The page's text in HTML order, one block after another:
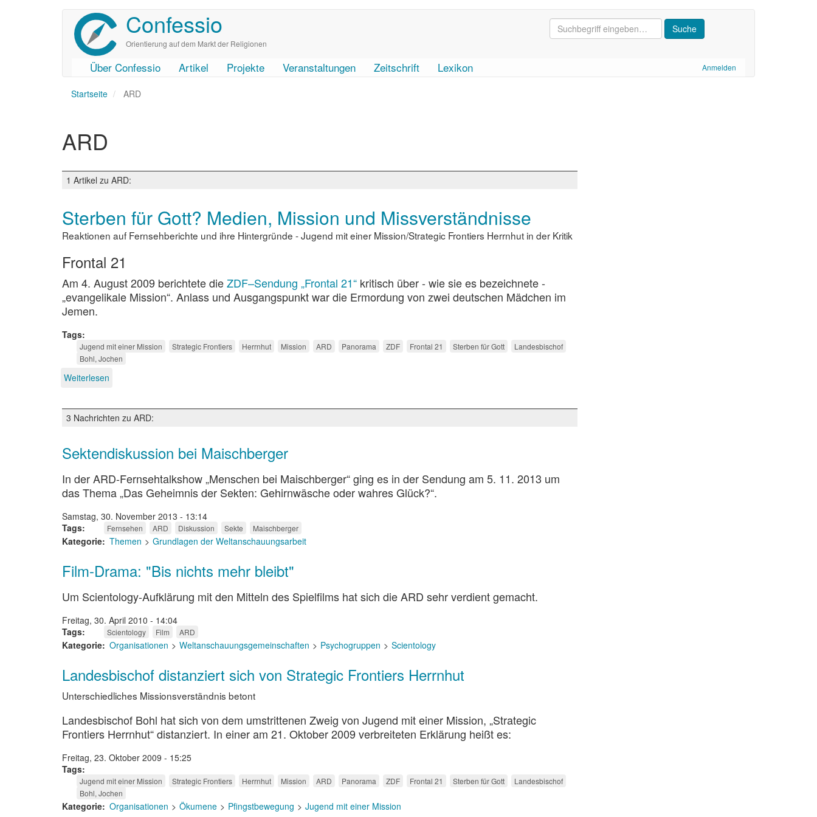
Confessio
Orientierung auf dem Markt der Religionen
User
account
Anmelden
Main
navigation
Über Confessio Artikel Projekte Veranstaltungen Zeitschrift Lexikon
Startseite ARD
ARD
1 Artikel zu ARD:
Sterben für Gott? Medien, Mission und Missverständnisse
Reaktionen auf Fernsehberichte und ihre Hintergründe - Jugend mit einer Mission/Strategic Frontiers Herrnhut in der Kritik
Frontal 21
Am 4. August 2009 berichtete dieZDF–Sendung „Frontal 21“ kritisch über - wie sie es bezeichnete -
„evangelikale Mission“. Anlass und Ausgangspunkt war die Ermordung von zwei deutschen Mädchen im
Jemen.
Tags
Jugend mit einer Mission Strategic Frontiers Herrnhut Mission ARD Panorama ZDF Frontal 21 Sterben für Gott
Landesbischof
Bohl, Jochen
Weiterlesen
Gott?
Medien,
und
Missverständnisse
3 Nachrichten zu ARD:
Sektendiskussion bei Maischberger
In der ARD-Fernsehtalkshow „Menschen bei Maischberger“ ging es in der Sendung am 5. 11. 2013 um
das Thema „Das Geheimnis der Sekten: Gehirnwäsche oder wahres Glück?“.
Samstag, 30. November 2013 - 13:14
Tags
Fernsehen ARD Diskussion Sekte Maischberger
Kategorie Themen Grundlagen der Weltanschauungsarbeit
Film-Drama: "Bis nichts mehr bleibt"
Um Scientology-Aufklärung mit den Mitteln des Spielfilms hat sich die ARD sehr verdient gemacht.
Freitag, 30. April 2010 - 14:04
Tags
Scientology Film ARD
Kategorie Organisationen Weltanschauungsgemeinschaften Psychogruppen Scientology
Landesbischof distanziert sich von Strategic Frontiers Herrnhut
Unterschiedliches Missionsverständnis betont
Landesbischof Bohl hat sich von dem umstrittenen Zweig von Jugend mit einer Mission, „Strategic
Frontiers Herrnhut“ distanziert. In einer am 21. Oktober 2009 verbreiteten Erklärung heißt es:
Freitag, 23. Oktober 2009 - 15:25
Tags
Jugend mit einer Mission Strategic Frontiers Herrnhut Mission ARD Panorama ZDF Frontal 21 Sterben für Gott
Landesbischof
Bohl, Jochen
Kategorie Organisationen Ökumene Pfingstbewegung Jugend mit einer Mission